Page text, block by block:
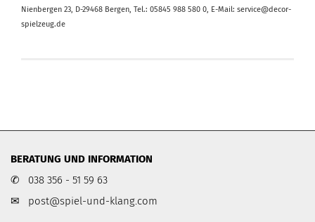
Nienbergen 23, D-29468 Bergen, Tel.: 05845 988 580 0, E-Mail: service@decor-
spielzeug.de
BERATUNG UND INFORMATION
✆ 038 356 - 51 59 63
✉ post@spiel-und-klang.com